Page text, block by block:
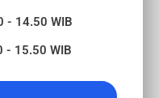
- 14.50 WIB
- 15.50 WIB